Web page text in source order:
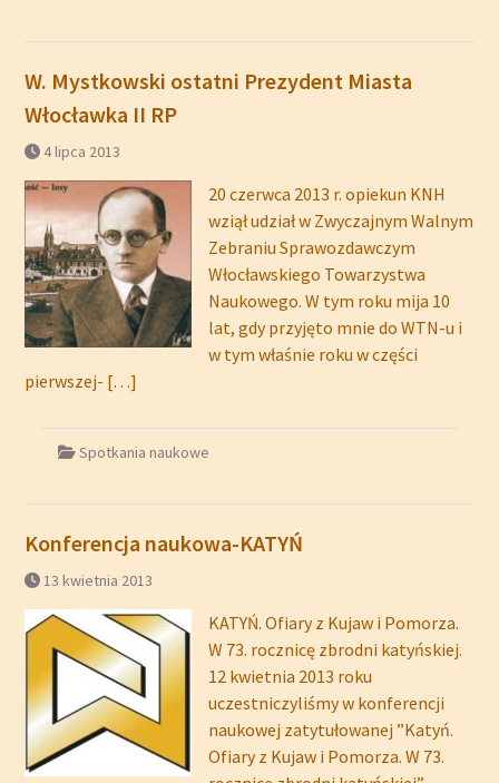
W. Mystkowski ostatni Prezydent Miasta
Włocławka II RP
4 lipca 2013
20 czerwca 2013 r. opiekun KNH
wziął udział w Zwyczajnym Walnym
Zebraniu Sprawozdawczym
Włocławskiego Towarzystwa
Naukowego. W tym roku mija 10
lat, gdy przyjęto mnie do WTN-u i
w tym właśnie roku w części
pierwszej- […]
Spotkania naukowe
Konferencja naukowa-KATYŃ
13 kwietnia 2013
KATYŃ. Ofiary z Kujaw i Pomorza.
W 73. rocznicę zbrodni katyńskiej.
12 kwietnia 2013 roku
uczestniczyliśmy w konferencji
naukowej zatytułowanej ”Katyń.
Ofiary z Kujaw i Pomorza. W 73.